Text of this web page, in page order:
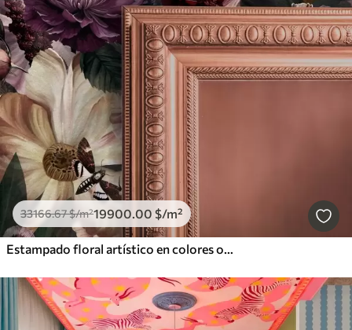
33166.67$/m²19900.00 $/m²
Estampado floral artístico en colores oscuros